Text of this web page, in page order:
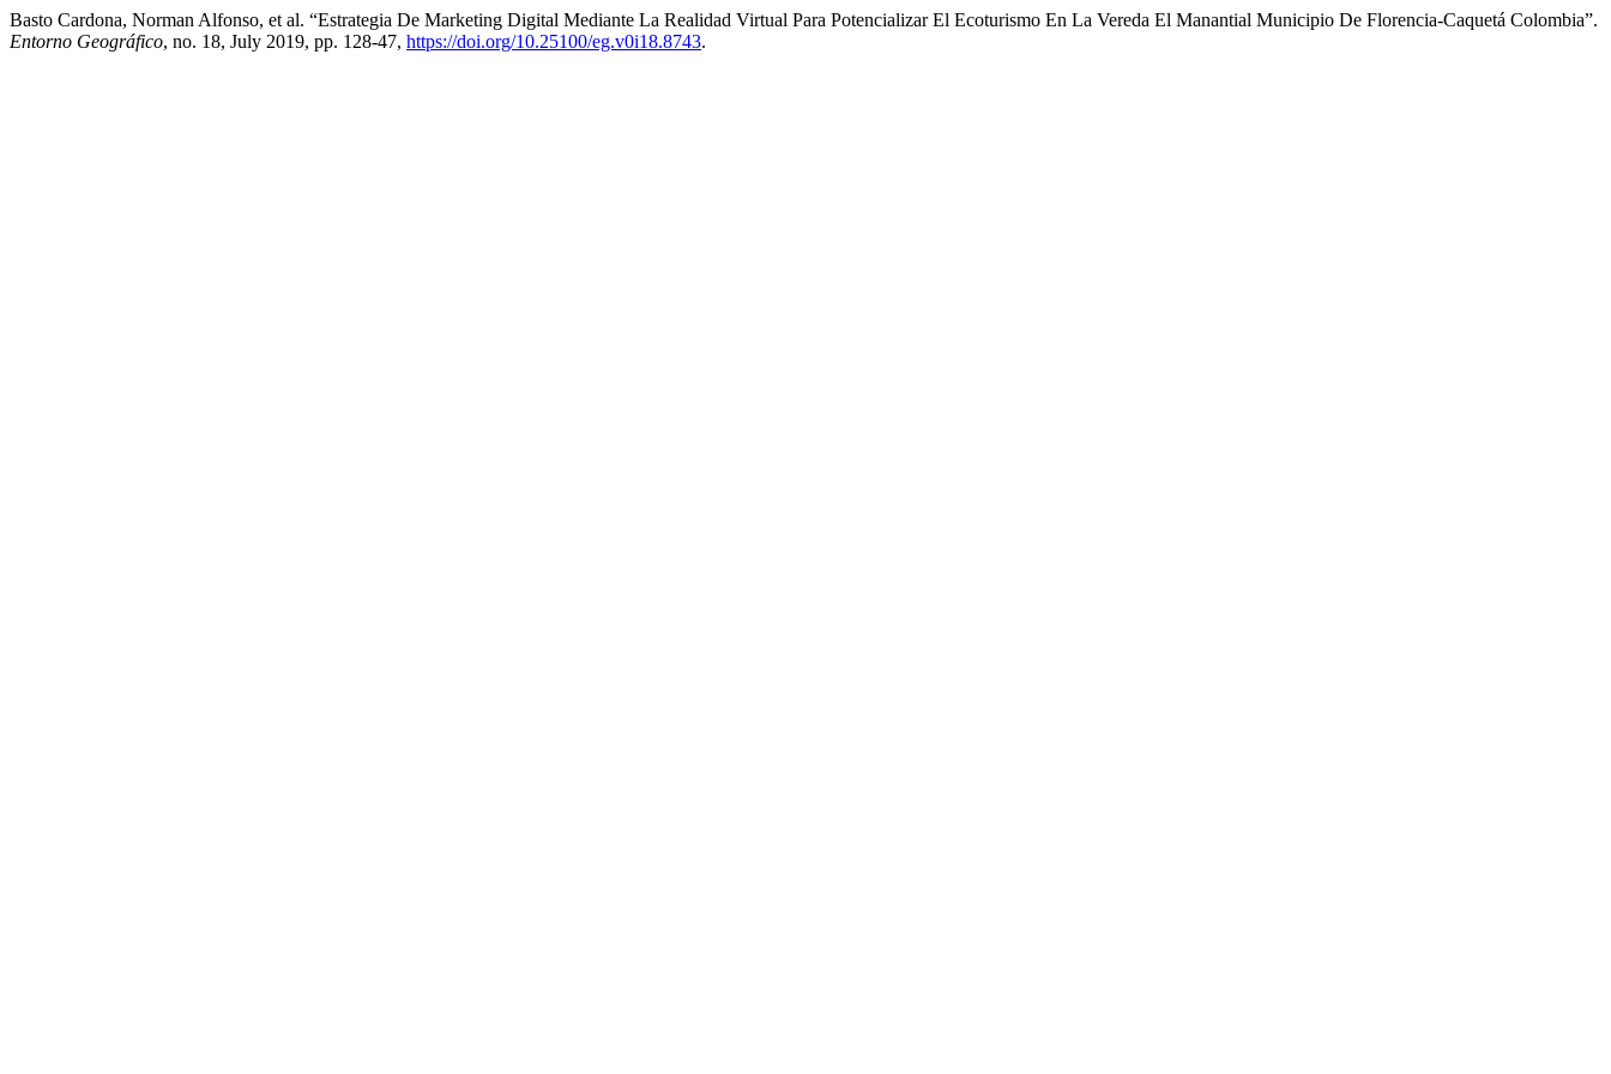
Basto Cardona, Norman Alfonso, et al. “Estrategia De Marketing Digital Mediante La Realidad Virtual Para Potencializar El Ecoturismo En La Vereda El Manantial Municipio De Florencia-Caquetá Colombia”.
Entorno Geográfico, no. 18, July 2019, pp. 128-47, https://doi.org/10.25100/eg.v0i18.8743.